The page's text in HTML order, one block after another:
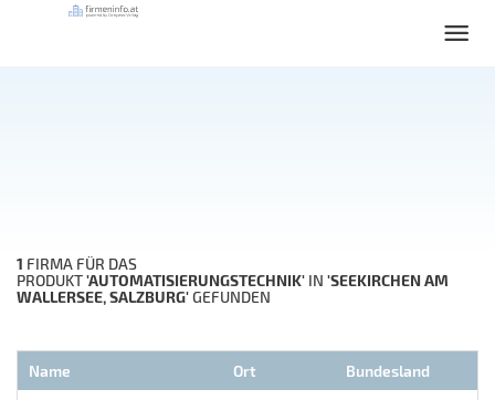
1 FIRMA FÜR DAS
PRODUKT'AUTOMATISIERUNGSTECHNIK' IN 'SEEKIRCHEN AM
WALLERSEE, SALZBURG'GEFUNDEN
Name Ort Bundesland